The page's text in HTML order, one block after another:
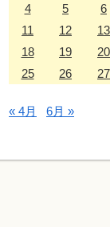
4
5 6
11
12 13
18
19 20
25
26 27
« 4月 6月 »